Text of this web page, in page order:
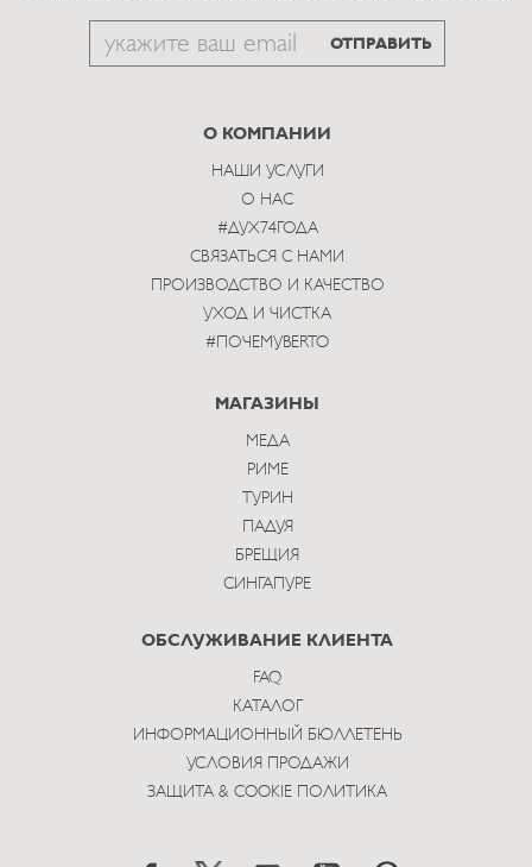
Email
subscribe
ОТПРАВИТЬ
О КОМПАНИИ
НАШИ УСЛУГИ
О НАС
#ДУХ74ГОДА
СВЯЗАТЬСЯ С НАМИ
ПРОИЗВОДСТВО И КАЧЕСТВО
УХОД И ЧИСТКА
#ПОЧЕМУBERTO
МАГАЗИНЫ
МЕДА
РИМЕ
ТУРИН
ПАДУЯ
БРЕЩИЯ
СИНГАПУРЕ
ОБСЛУЖИВАНИЕ КЛИЕНТА
FAQ
КАТАЛОГ
ИНФОРМАЦИОННЫЙ БЮЛЛЕТЕНЬ
УСЛОВИЯ ПРОДАЖИ
ЗАЩИТА & COOKIE ПОЛИТИКА